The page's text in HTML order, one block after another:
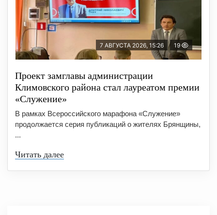
7 АВГУСТА 2026, 15:26 19
Проект замглавы администрации
Климовского района стал лауреатом премии
«Служение»
В рамках Всероссийского марафона «Служение»
продолжается серия публикаций о жителях Брянщины,
...
Читать далее